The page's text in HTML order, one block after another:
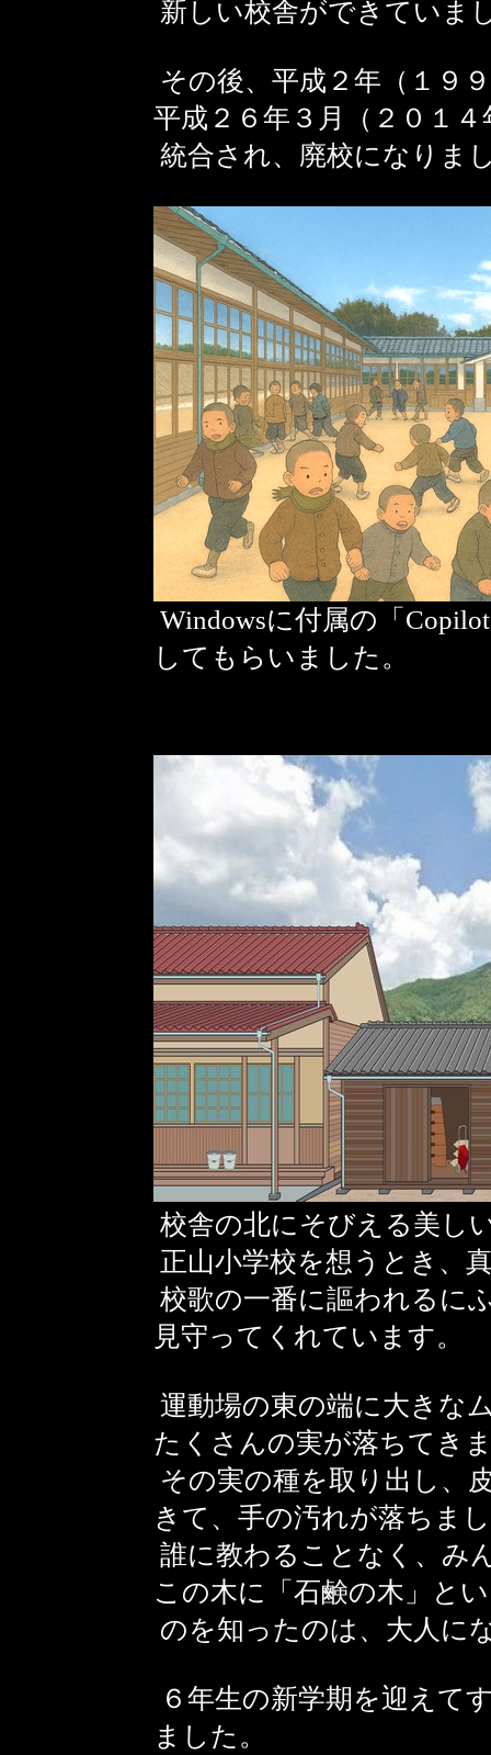
新しい校舎ができていま
その後、平成２年（１９
平成２６年３月（２０１
統合され、廃校になりま
Windowsに付属の「
してもらいました。
校舎の北にそびえる美し
正山小学校を想うとき、
校歌の一番に謳われるに
見守ってくれています。
運動場の東の端に大きな
たくさんの実が落ちてき
その実の種を取り出し、
きて、手の汚れが落ちま
誰に教わることなく、み
この木に「石鹸の木」と
のを知ったのは、大人に
６年生の新学期を迎えて
ました。